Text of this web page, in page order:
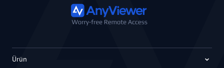
Ürün